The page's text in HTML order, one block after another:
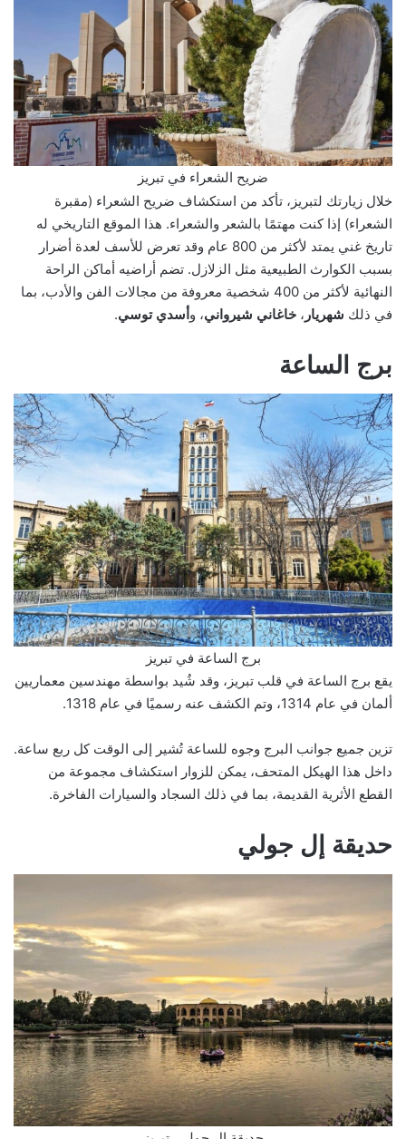
ضريح الشعراء في تبريز
خلال زيارتك لتبريز، تأكد من استكشاف ضريح الشعراء (مقبرة
الشعراء) إذا كنت مهتمًا بالشعر والشعراء. هذا الموقع التاريخي له
تاريخ غني يمتد لأكثر من 800 عام وقد تعرض للأسف لعدة أضرار
بسبب الكوارث الطبيعية مثل الزلازل. تضم أراضيه أماكن الراحة
النهائية لأكثر من 400 شخصية معروفة من مجالات الفن والأدب، بما
في ذلك شهريار ، خاغاني شيرواني، وأسدي توسي.
برج الساعة
برج الساعة في تبريز
يقع برج الساعة في قلب تبريز، وقد شُيد بواسطة مهندسين معماريين
ألمان في عام 1314، وتم الكشف عنه رسميًا في عام 1318.
تزين جميع جوانب البرج وجوه للساعة تُشير إلى الوقت كل ربع ساعة.
داخل هذا الهيكل المتحف، يمكن للزوار استكشاف مجموعة من
القطع الأثرية القديمة، بما في ذلك السجاد والسيارات الفاخرة.
حديقة إل جولي